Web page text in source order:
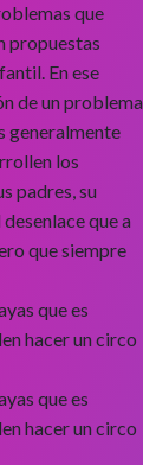
que
propuestas
En ese
de un problema
generalmente
los
padres, su
que a
que siempre
que es
hacer un circo
que es
hacer un circo